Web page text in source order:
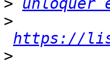
>
>
https://
>